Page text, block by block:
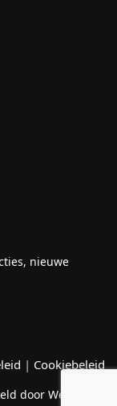
nieuwe
| Cookiebeleid
door Webzuiver